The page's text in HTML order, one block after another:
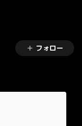
フォロー